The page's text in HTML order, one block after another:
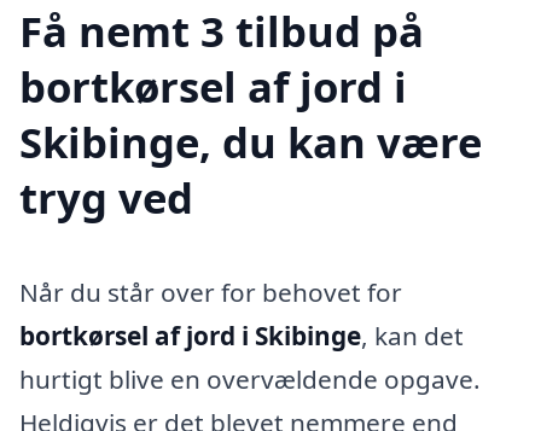
Få nemt 3 tilbud på
bortkørsel af jord i
Skibinge, du kan være
tryg ved
Når du står over for behovet for
bortkørsel af jord i Skibinge, kan det
hurtigt blive en overvældende opgave.
Heldigvis er det blevet nemmere end